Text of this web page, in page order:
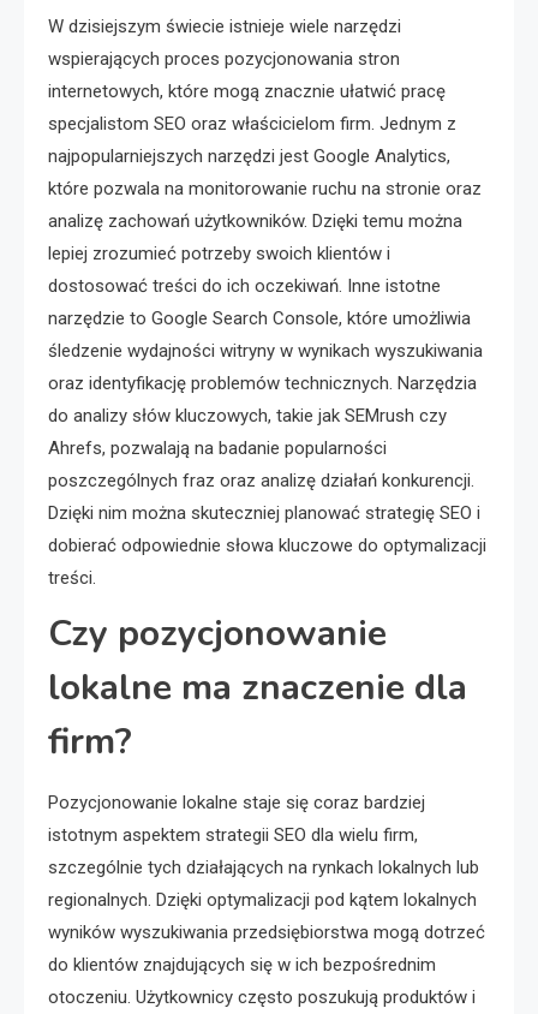
W dzisiejszym świecie istnieje wiele narzędzi
wspierających proces pozycjonowania stron
internetowych, które mogą znacznie ułatwić pracę
specjalistom SEO oraz właścicielom firm. Jednym z
najpopularniejszych narzędzi jest Google Analytics,
które pozwala na monitorowanie ruchu na stronie oraz
analizę zachowań użytkowników. Dzięki temu można
lepiej zrozumieć potrzeby swoich klientów i
dostosować treści do ich oczekiwań. Inne istotne
narzędzie to Google Search Console, które umożliwia
śledzenie wydajności witryny w wynikach wyszukiwania
oraz identyfikację problemów technicznych. Narzędzia
do analizy słów kluczowych, takie jak SEMrush czy
Ahrefs, pozwalają na badanie popularności
poszczególnych fraz oraz analizę działań konkurencji.
Dzięki nim można skuteczniej planować strategię SEO i
dobierać odpowiednie słowa kluczowe do optymalizacji
treści.
Czy pozycjonowanie
lokalne ma znaczenie dla
firm?
Pozycjonowanie lokalne staje się coraz bardziej
istotnym aspektem strategii SEO dla wielu firm,
szczególnie tych działających na rynkach lokalnych lub
regionalnych. Dzięki optymalizacji pod kątem lokalnych
wyników wyszukiwania przedsiębiorstwa mogą dotrzeć
do klientów znajdujących się w ich bezpośrednim
otoczeniu. Użytkownicy często poszukują produktów i